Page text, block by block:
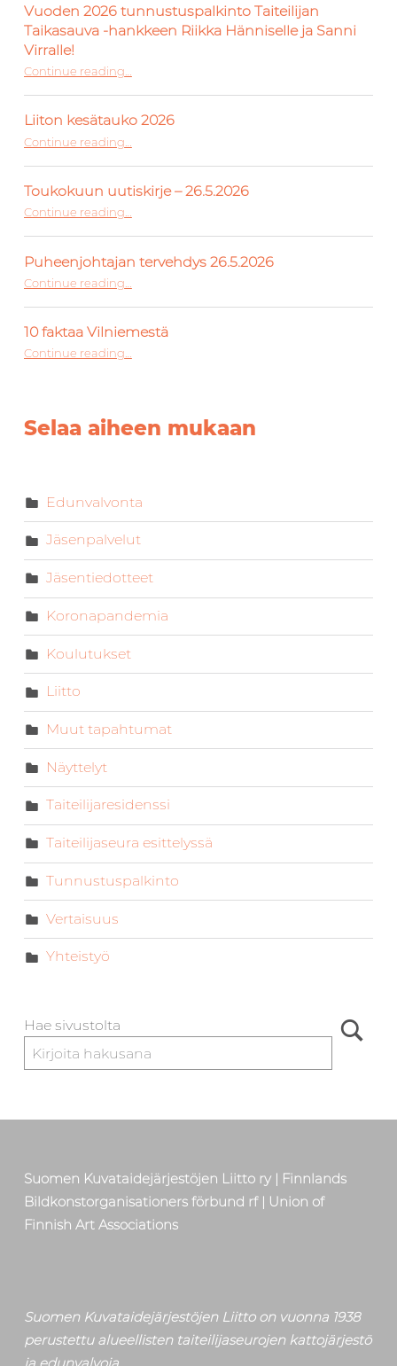
Vuoden 2026 tunnustuspalkinto Taiteilijan
Taikasauva -hankkeen Riikka Hänniselle ja Sanni
Virralle!
Continue reading“Vuoden 2026 tunnustuspalkinto Taiteilijan Taikasauva -hankkeen Riikka Hänniselle ja Sanni Virralle!”
Liiton kesätauko 2026
Continue reading
Toukokuun uutiskirje – 26.5.2026
Continue reading
Puheenjohtajan tervehdys 26.5.2026
Continue reading
10 faktaa Vilniemestä
Continue reading…
Selaa aiheen mukaan
Edunvalvonta
Jäsenpalvelut
Jäsentiedotteet
Koronapandemia
Koulutukset
Liitto
Muut tapahtumat
Näyttelyt
Taiteilijaresidenssi
Taiteilijaseura esittelyssä
Tunnustuspalkinto
Vertaisuus
Yhteistyö
Hae sivustolta
Suomen Kuvataidejärjestöjen Liitto ry | Finnlands
Bildkonstorganisationers förbund rf | Union of
Finnish Art Associations
Suomen Kuvataidejärjestöjen Liitto on vuonna 1938
perustettu alueellisten taiteilijaseurojen kattojärjestö